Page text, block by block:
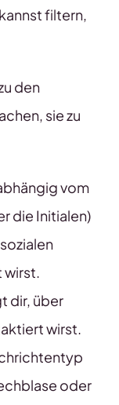
filtern,
den
sie zu
vom
die Initialen)
wirst.
dir, über
wirst.
oder